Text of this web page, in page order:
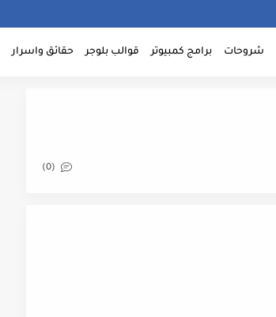
شروحات برامج كمبيوتر قوالب بلوجر حقائق واسرار
(0)